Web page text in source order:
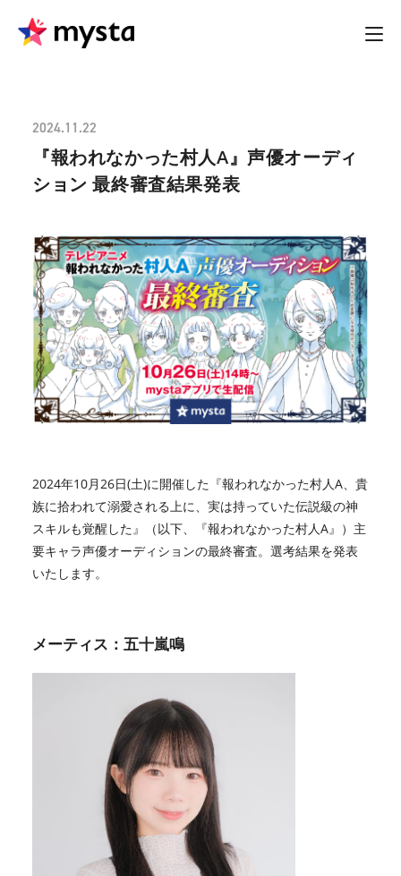
2024.11.22
『報われなかった村人A』声優オーディ
ション 最終審査結果発表
2024年10月26日(土)に開催した『報われなかった村人A、貴
族に拾われて溺愛される上に、実は持っていた伝説級の神
スキルも覚醒した』（以下、『報われなかった村人A』）主
要キャラ声優オーディションの最終審査。選考結果を発表
いたします。
メーティス：五十嵐鳴